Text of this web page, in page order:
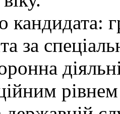
кандидата:
за